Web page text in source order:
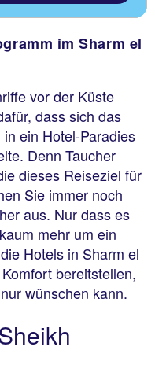
im Sharm el
vor der Küste
dass sich das
ein Hotel-Paradies
Denn Taucher
dieses Reiseziel für
Sie immer noch
aus. Nur dass es
mehr um ein
Hotels in Sharm el
bereitstellen,
wünschen kann.